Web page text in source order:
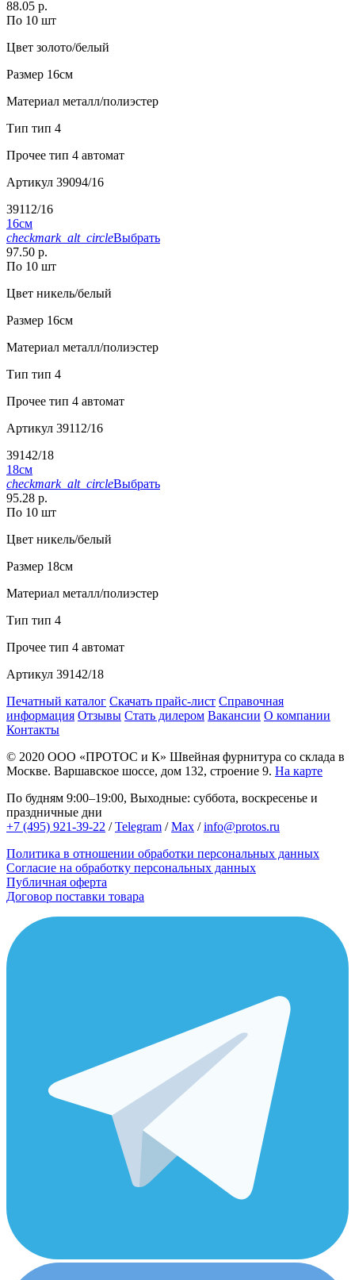
88.05 р.
По 10 шт
Цвет золото/белый
Размер 16см
Материал металл/полиэстер
Тип тип 4
Прочее тип 4 автомат
Артикул 39094/16
39112/16
16см
checkmark_alt_circleВыбрать
97.50 р.
По 10 шт
Цвет никель/белый
Размер 16см
Материал металл/полиэстер
Тип тип 4
Прочее тип 4 автомат
Артикул 39112/16
39142/18
18см
checkmark_alt_circleВыбрать
95.28 р.
По 10 шт
Цвет никель/белый
Размер 18см
Материал металл/полиэстер
Тип тип 4
Прочее тип 4 автомат
Артикул 39142/18
Печатный каталог Скачать прайс-лист Справочная
информация Отзывы Стать дилером Вакансии О компании
Контакты
© 2020 ООО «ПРОТОС и К» Швейная фурнитура со склада в
Москве. Варшавское шоссе, дом 132, строение 9. На карте
По будням 9:00–19:00, Выходные: суббота, воскресенье и
праздничные дни
+7 (495) 921-39-22 /Telegram /Max /info@protos.ru
Политика в отношении обработки персональных данных
Согласие на обработку персональных данных
Публичная оферта
Договор поставки товара